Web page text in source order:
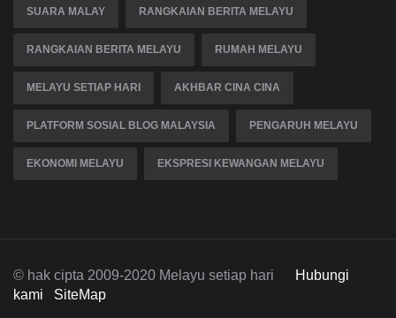
SUARA MALAY RANGKAIAN BERITA MELAYU
RANGKAIAN BERITA MELAYU RUMAH MELAYU
MELAYU SETIAP HARI AKHBAR CINA CINA
PLATFORM SOSIAL BLOG MALAYSIA PENGARUH MELAYU
EKONOMI MELAYU EKSPRESI KEWANGAN MELAYU
© hak cipta 2009-2020 Melayu setiap hari
Hubungi
kami
SiteMap